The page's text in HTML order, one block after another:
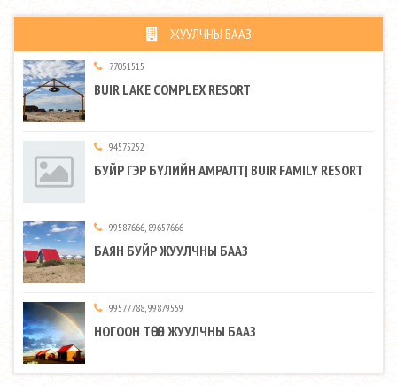
ЖУУЛЧНЫ БААЗ
77051515
BUIR LAKE COMPLEX RESORT
94575252
БУЙР ГЭР БҮЛИЙН АМРАЛТ| BUIR FAMILY RESORT
99587666, 89657666
БАЯН БУЙР ЖУУЛЧНЫ БААЗ
99577788, 99879559
НОГООН ТӨГӨЛ ЖУУЛЧНЫ БААЗ